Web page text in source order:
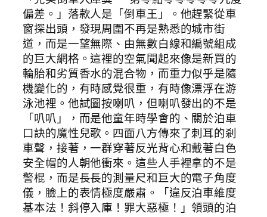
偏差。」落款人是「倒車王」。他趕緊從車
窗探出頭，發現周圍不再是熟悉的城市街
道，而是一望無際、由無數白線和編號組成
的巨大網格。這裡的空氣聞起來像是新買的
輪胎和劣質香水的混合物，而重力似乎是隨
機變化的，有時感覺很重，有時像漂浮在游
泳池裡。他試圖按喇叭，但喇叭發出的不是
「叭叭」，而是他童年時學會的、關於泊車
口訣的魔性兒歌。四面八方傳來了刺耳的剎
車聲，接著，一群穿著反光背心和戴著白色
安全帽的人朝他衝來。這些人手裡拿的不是
警棍，而是長長的測量尺和巨大的電子角度
儀，臉上的表情極度嚴肅。「違反泊車維度
基本法！斜停入庫！罪大惡極！」領頭的泊